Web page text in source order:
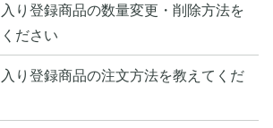
り登録商品の数量変更・削除方法を
ださい
り登録商品の注文方法を教えてくだ